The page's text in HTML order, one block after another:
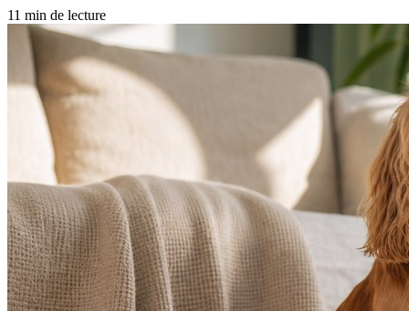
11 min de lecture